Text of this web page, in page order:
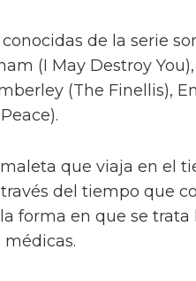
de la serie
(I May Destroy
(The Finellis),
que viaja en el
del tiempo que
forma en que se